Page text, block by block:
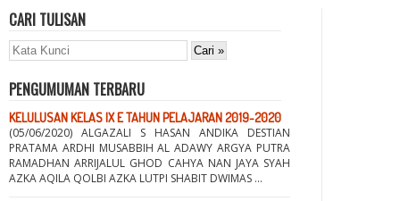
CARI TULISAN
PENGUMUMAN TERBARU
KELULUSAN KELAS IX E TAHUN PELAJARAN 2019-2020
(05/06/2020) ALGAZALI S HASAN ANDIKA DESTIAN
PRATAMA ARDHI MUSABBIH AL ADAWY ARGYA PUTRA
RAMADHAN ARRIJALUL GHOD CAHYA NAN JAYA SYAH
AZKA AQILA QOLBI AZKA LUTPI SHABIT DWIMAS ...